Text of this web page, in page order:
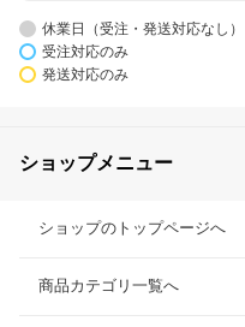
休業日（受注・発送対応なし）
受注対応のみ
発送対応のみ
ショップメニュー
ショップのトップページへ
商品カテゴリ一覧へ